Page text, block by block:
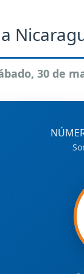
30 de